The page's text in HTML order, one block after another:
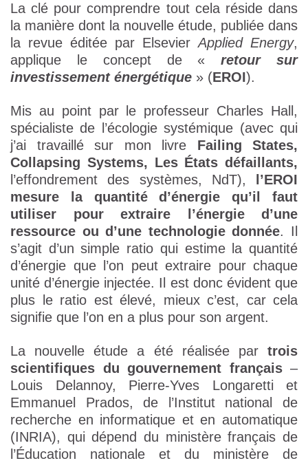
La clé pour comprendre tout cela réside dans
la manière dont la nouvelle étude, publiée dans
la revue éditée par ElsevierApplied Energy,
applique le concept de «retour sur
investissement énergétique » (EROI).
Mis au point par le professeur Charles Hall,
spécialiste de l’écologie systémique (avec qui
j’ai travaillé sur mon livre Failing States,
Collapsing Systems, Les États défaillants,
l’effondrement des systèmes, NdT),
l’EROI
mesure la quantité d’énergie qu’il faut
utiliser pour extraire l’énergie d’une
ressource ou d’une technologie donnée. Il
s’agit d’un simple ratio qui estime la quantité
d’énergie que l’on peut extraire pour chaque
unité d’énergie injectée. Il est donc évident que
plus le ratio est élevé, mieux c’est, car cela
signifie que l’on en a plus pour son argent.
La nouvelle étude a été réalisée par trois
scientifiques du gouvernement français–
Louis Delannoy, Pierre-Yves Longaretti et
Emmanuel Prados, de l’Institut national de
recherche en informatique et en automatique
(INRIA), qui dépend du ministère français de
l’Éducation nationale et du ministère de